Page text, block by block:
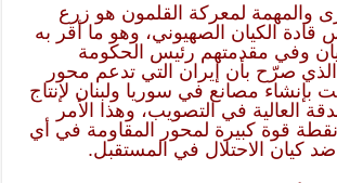
والمهمة لمعركة القلمون هو زرع
الكيان الصهيوني، وهو ما أقر به
وفي مقدمتهم رئيس الحكومة
الذي صرّح بأن إيران التي تدعم محور
بإنشاء مصانع في سوريا ولبنان لإنتاج
العالية في التصويب، وهذا الأمر
قوة كبيرة لمحور المقاومة في أي
كيان الاحتلال في المستقبل.